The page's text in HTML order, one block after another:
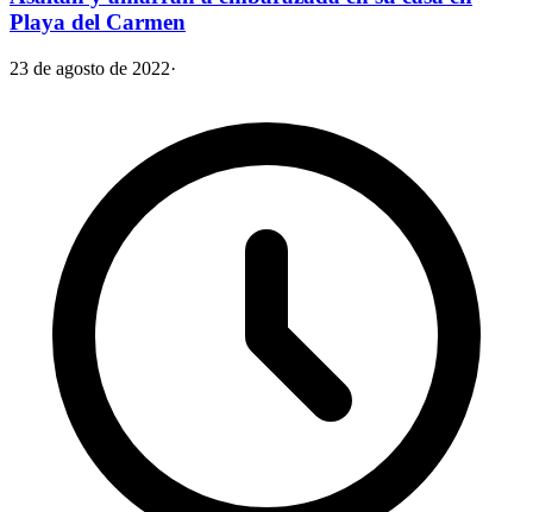
Playa del Carmen
23 de agosto de 2022·